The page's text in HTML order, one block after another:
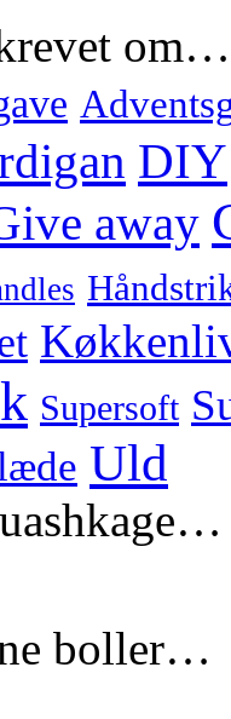
om…
DIY
away
Supersoft
Uld
boller…